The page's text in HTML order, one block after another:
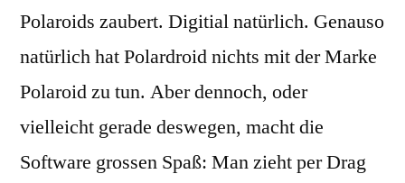
Polaroids zaubert. Digitial natürlich. Genauso
natürlich hat Polardroid nichts mit der Marke
Polaroid zu tun. Aber dennoch, oder
vielleicht gerade deswegen, macht die
Software grossen Spaß: Man zieht per Drag